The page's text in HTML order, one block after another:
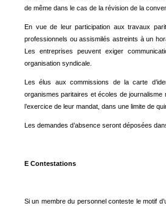
de même dans le cas de la révision de la
En vue de leur participation aux travaux
professionnels ou assismilés astreints à un
Les entreprises peuvent exiger
organisation syndicale.
Les élus aux commissions de la carte
organismes paritaires et écoles de
l’exercice de leur mandat, dans une limite de
Les demandes d’absence seront déposées
E Contestations
Si un membre du personnel conteste le motif